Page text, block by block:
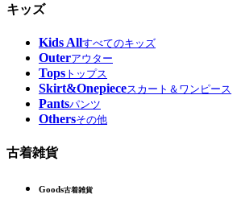
キッズ
Kids Allすべてのキッズ
Outerアウター
Tops トップス
Skirt&Onepieceスカート＆ワンピース
Pantsパンツ
Othersその他
古着雑貨
Goods古着雑貨